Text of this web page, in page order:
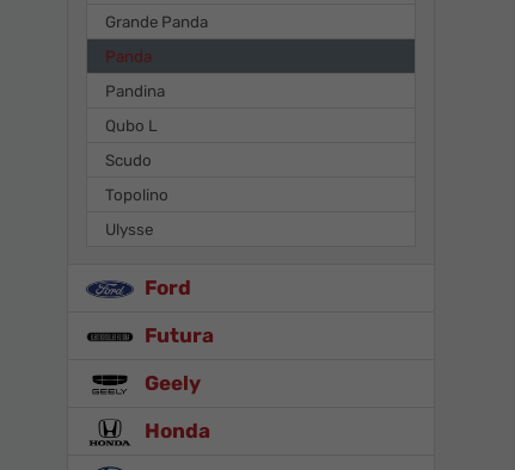
Grande Panda
Panda
Pandina
Qubo L
Scudo
Topolino
Ulysse
Ford
Futura
Geely
Honda